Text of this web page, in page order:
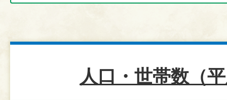
人口・世帯数（